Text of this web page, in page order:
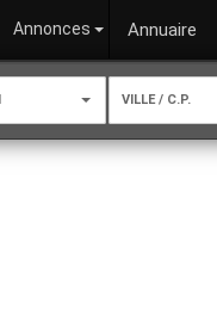
Annonces Annuaire
VILLE / C.P.